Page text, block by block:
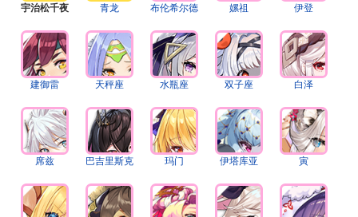
宇治松千夜 青龙 布伦希尔德 嫘祖 伊登
建御雷 天秤座 水瓶座 双子座 白泽
席兹 巴吉里斯克 玛门 伊塔库亚 寅